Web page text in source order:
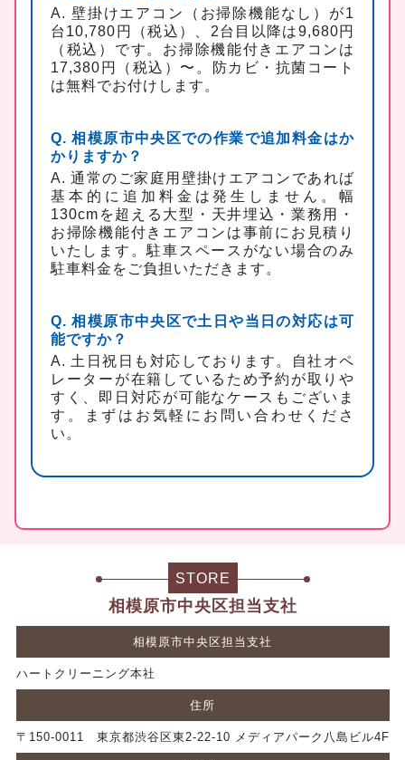
A. 壁掛けエアコン（お掃除機能なし）が1
台10,780円（税込）、2台目以降は9,680円
（税込）です。お掃除機能付きエアコンは
17,380円（税込）〜。防カビ・抗菌コート
は無料でお付けします。
Q. 相模原市中央区での作業で追加料金はか
かりますか？
A. 通常のご家庭用壁掛けエアコンであれば
基本的に追加料金は発生しません。幅
130cmを超える大型・天井埋込・業務用・
お掃除機能付きエアコンは事前にお見積り
いたします。駐車スペースがない場合のみ
駐車料金をご負担いただきます。
Q. 相模原市中央区で土日や当日の対応は可
能ですか？
A. 土日祝日も対応しております。自社オペ
レーターが在籍しているため予約が取りや
すく、即日対応が可能なケースもございま
す。まずはお気軽にお問い合わせくださ
い。
STORE
相模原市中央区担当支社
相模原市中央区担当支社
ハートクリーニング本社
住所
〒150-0011 東京都渋谷区東2-22-10 メディアパーク八島ビル4F